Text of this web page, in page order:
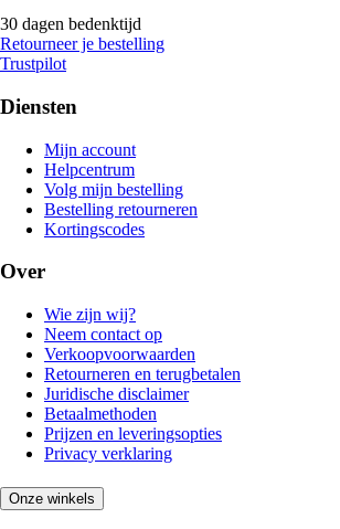
30 dagen bedenktijd
Retourneer je bestelling
Trustpilot
Diensten
Mijn account
Helpcentrum
Volg mijn bestelling
Bestelling retourneren
Kortingscodes
Over
Wie zijn wij?
Neem contact op
Verkoopvoorwaarden
Retourneren en terugbetalen
Juridische disclaimer
Betaalmethoden
Prijzen en leveringsopties
Privacy verklaring
Onze winkels